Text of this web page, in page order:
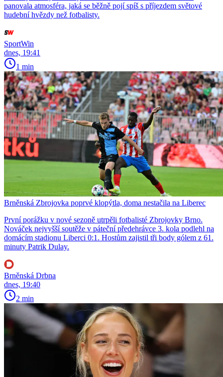
panovala atmosféra, jaká se běžně pojí spíš s příjezdem světové
hudební hvězdy než fotbalisty.
SportWin
dnes, 19:41
1 min
Brněnská Zbrojovka poprvé klopýtla, doma nestačila na Liberec
První porážku v nové sezoně utrpěli fotbalisté Zbrojovky Brno.
Nováček nejvyšší soutěže v páteční předehrávce 3. kola podlehl na
domácím stadionu Liberci 0:1. Hostům zajistil tři body gólem z 61.
minuty Patrik Dulay.
Brněnská Drbna
dnes, 19:40
2 min